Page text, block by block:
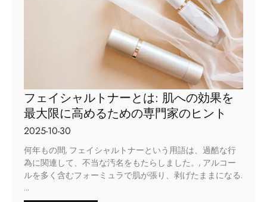
フェイシャルトナーとは: 肌への効果を
最大限に高めるための専門家のヒント
2025-10-30
何年もの間, フェイシャルトナーという用語は、過酷な行
為に関連して、不当な汚名をもたらしました。, アルコー
ルを多く含むフォーミュラで肌が張り、剥げたままになる.
...